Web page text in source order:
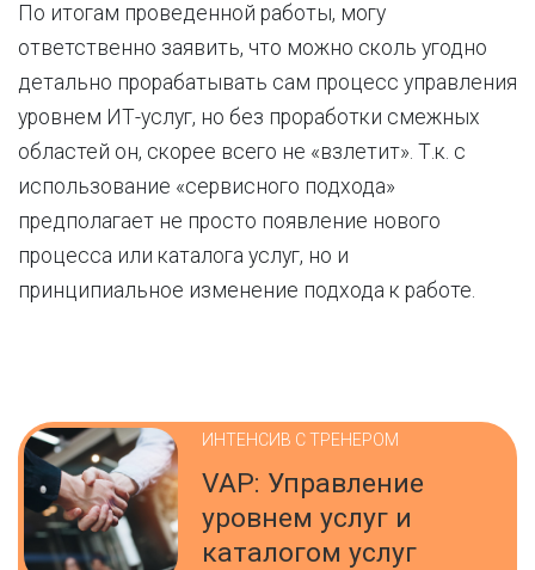
По итогам проведенной работы, могу
ответственно заявить, что можно сколь угодно
детально прорабатывать сам процесс управления
уровнем ИТ-услуг, но без проработки смежных
областей он, скорее всего не «взлетит». Т.к. с
использование «сервисного подхода»
предполагает не просто появление нового
процесса или каталога услуг, но и
принципиальное изменение подхода к работе.
ИНТЕНСИВ С ТРЕНЕРОМ
VAP: Управление
уровнем услуг и
каталогом услуг